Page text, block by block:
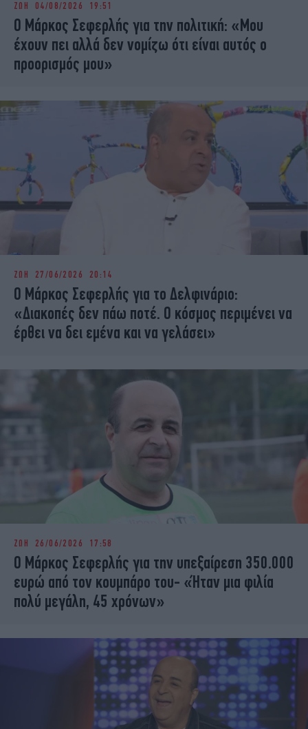
iBOOKS
OSCARS
THE OCEAN
MEDIA
ELAMEFORA
ΖΩΗ 04/08/2026 19:51
Ο Μάρκος Σεφερλής για την πολιτική: «Μου
έχουν πει αλλά δεν νομίζω ότι είναι αυτός ο
προορισμός μου»
ΖΩΗ 27/06/2026 20:14
Ο Μάρκος Σεφερλής για το Δελφινάριο:
«Διακοπές δεν πάω ποτέ. Ο κόσμος περιμένει να
έρθει να δει εμένα και να γελάσει»
ΖΩΗ 26/06/2026 17:58
Ο Μάρκος Σεφερλής για την υπεξαίρεση 350.000
ευρώ από τον κουμπάρο του- «Ήταν μια φιλία
πολύ μεγάλη, 45 χρόνων»